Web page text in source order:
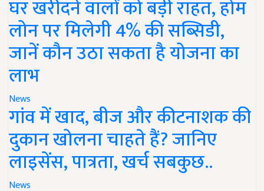
घर खरीदने वालों को बड़ी राहत, होम
लोन पर मिलेगी 4% की सब्सिडी,
जानें कौन उठा सकता है योजना का
लाभ
News
गांव में खाद, बीज और कीटनाशक की
दुकान खोलना चाहते हैं? जानिए
लाइसेंस, पात्रता, खर्च सबकुछ..
News